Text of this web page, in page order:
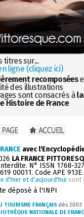
titres sur...
ligne (cliquez ici)
recomposées
des illustrations
sont consacrés à la
Histoire de France
avec
LA FRANCE
N° ISSN 1768-
00011. Code APE 913E
d'hier et d'aujourd'hui sont
déposé à l'INPI
TOURISME FRANÇAIS dès
NATIONALE DE